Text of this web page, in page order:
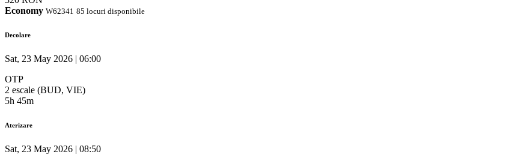
Economy W62341 85 locuri disponibile
Decolare
Sat, 23 May 2026 | 06:00
OTP
2 escale (BUD, VIE)
5h 45m
Aterizare
Sat, 23 May 2026 | 08:50